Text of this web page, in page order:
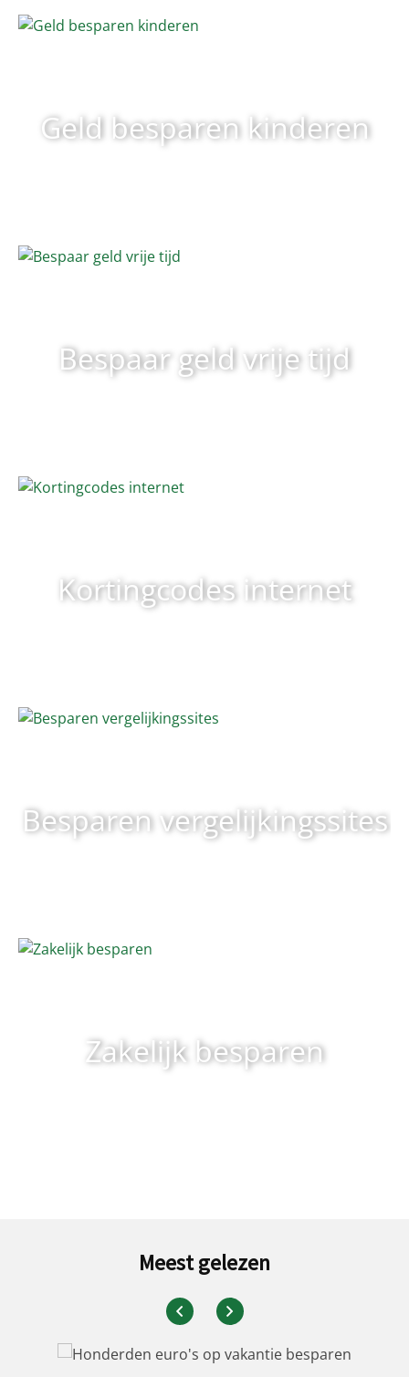
Geld besparen kinderen
Bespaar geld vrije tijd
Kortingcodes internet
Besparen vergelijkingssites
Zakelijk besparen
Meest gelezen